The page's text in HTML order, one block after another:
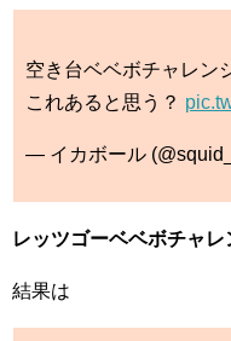
空き台ベベボチャレン
これあると思う？
— イカボール
レッツゴーベベボチャレ
結果は